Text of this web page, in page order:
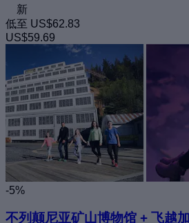
新
低至 US$62.83
US$59.69
-5%
不列颠尼亚矿山博物馆 + 飞越